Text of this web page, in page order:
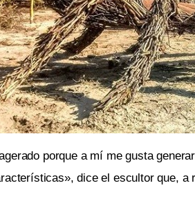
porque a mí me gusta
dice el escultor que,